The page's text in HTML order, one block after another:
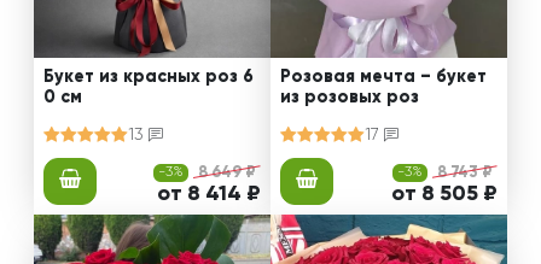
Букет из красных роз 6
0 см
13
-3% 8 649 ₽
от 8 414 ₽
Розовая мечта – букет
из розовых роз
17
-3% 8 743 ₽
от 8 505 ₽